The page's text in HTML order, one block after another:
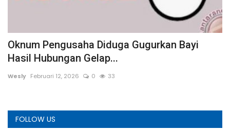
Oknum Pengusaha Diduga Gugurkan Bayi
Hasil Hubungan Gelap...
Wesly Februari 12, 2026 0 33
FOLLOW US